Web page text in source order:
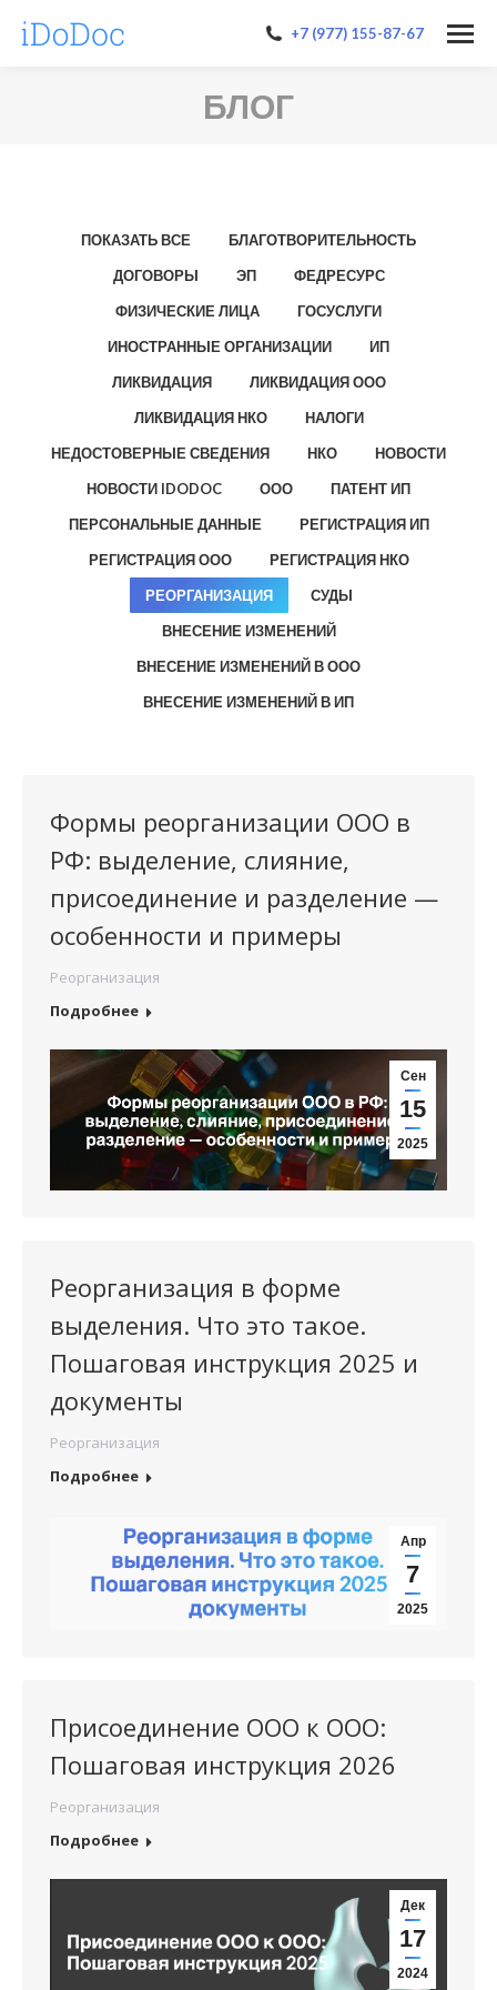
+7 (977) 155-87-67
БЛОГ
ПОКАЗАТЬ ВСЕ
БЛАГОТВОРИТЕЛЬНОСТЬ
ДОГОВОРЫ
ЭП
ФЕДРЕСУРС
ФИЗИЧЕСКИЕ ЛИЦА
ГОСУСЛУГИ
ИНОСТРАННЫЕ ОРГАНИЗАЦИИ
ИП
ЛИКВИДАЦИЯ
ЛИКВИДАЦИЯ ООО
ЛИКВИДАЦИЯ НКО
НАЛОГИ
НЕДОСТОВЕРНЫЕ СВЕДЕНИЯ
НКО
НОВОСТИ
НОВОСТИ IDODOC
ООО
ПАТЕНТ ИП
ПЕРСОНАЛЬНЫЕ ДАННЫЕ
РЕГИСТРАЦИЯ ИП
РЕГИСТРАЦИЯ ООО
РЕГИСТРАЦИЯ НКО
РЕОРГАНИЗАЦИЯ
СУДЫ
ВНЕСЕНИЕ ИЗМЕНЕНИЙ
ВНЕСЕНИЕ ИЗМЕНЕНИЙ В ООО
ВНЕСЕНИЕ ИЗМЕНЕНИЙ В ИП
Формы реорганизации ООО в
РФ: выделение, слияние,
присоединение и разделение —
особенности и примеры
Реорганизация
Подробнее
Сен
15
2025
Реорганизация в форме
выделения. Что это такое.
Пошаговая инструкция 2025 и
документы
Реорганизация
Подробнее
Апр
7
2025
Присоединение ООО к ООО:
Пошаговая инструкция 2026
Реорганизация
Подробнее
Дек
17
2024